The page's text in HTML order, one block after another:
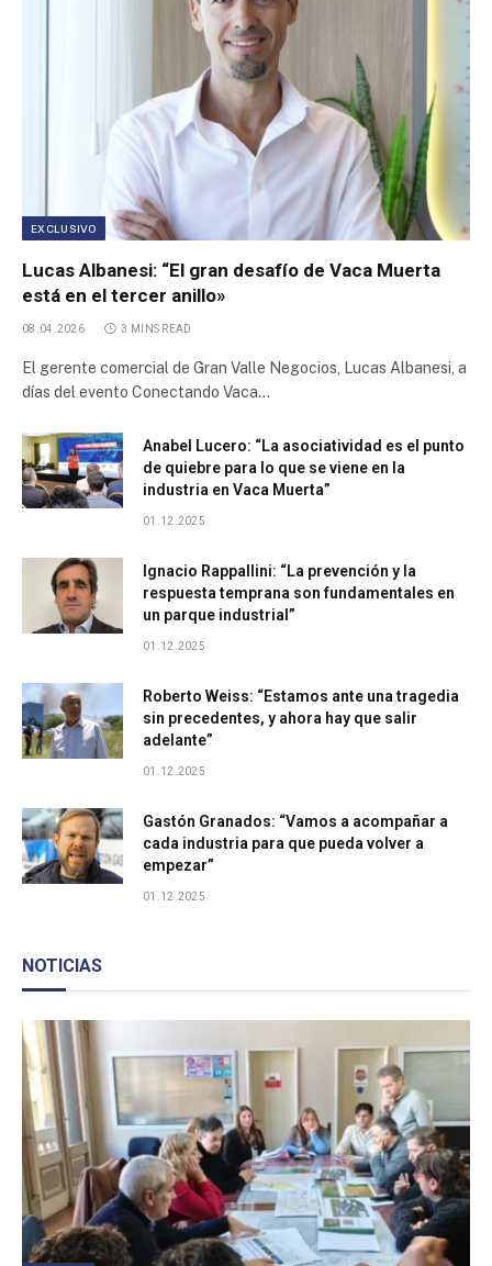
Parque Industrial Allen
Parque Industrial Tucumán
Parque Industrial Cabo Negro
Parque Industrial Desarrollo Productivo
Parque Industrial La Reja
First Inner Trade Credit Corporation
Arquiza Trade Center
Parque Industrial Químico Petroquímico de la Provincia
de Neuquén
Parque Industrial Cañuelas
Parque Industrial Ruta 25
Bodega Sinco Logistica
Bodega Industrial
Centro de Distribución Colun San Bernardo
Parque Industrial de Garín
Parque Industrial Provincial Añelo
Área industrial Villa Mugueta
Parque Industrial Casilda
Parque Industrial Perico
Centro de Transferencia de Cargas CTC
EXCLUSIVO
Lucas Albanesi: “El gran desafío de Vaca Muerta
está en el tercer anillo»
08.04.2026 3 MINS READ
El gerente comercial de Gran Valle Negocios, Lucas Albanesi, a
días del evento Conectando Vaca…
Anabel Lucero: “La asociatividad es el punto
de quiebre para lo que se viene en la
industria en Vaca Muerta”
01.12.2025
Ignacio Rappallini: “La prevención y la
respuesta temprana son fundamentales en
un parque industrial”
01.12.2025
Roberto Weiss: “Estamos ante una tragedia
sin precedentes, y ahora hay que salir
adelante”
01.12.2025
Gastón Granados: “Vamos a acompañar a
cada industria para que pueda volver a
empezar”
01.12.2025
NOTICIAS